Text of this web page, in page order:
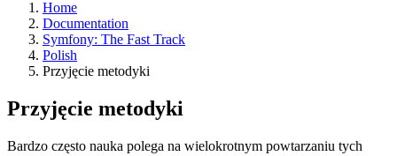
Home
Documentation
Symfony: The Fast Track
Polish
Przyjęcie metodyki
Przyjęcie metodyki
Bardzo często nauka polega na wielokrotnym powtarzaniu tych